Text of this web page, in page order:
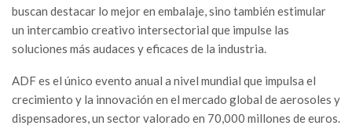
buscan destacar lo mejor en embalaje, sino también estimular
un intercambio creativo intersectorial que impulse las
soluciones más audaces y eficaces de la industria.
ADF es el único evento anual a nivel mundial que impulsa el
crecimiento y la innovación en el mercado global de aerosoles y
dispensadores, un sector valorado en 70,000 millones de euros.